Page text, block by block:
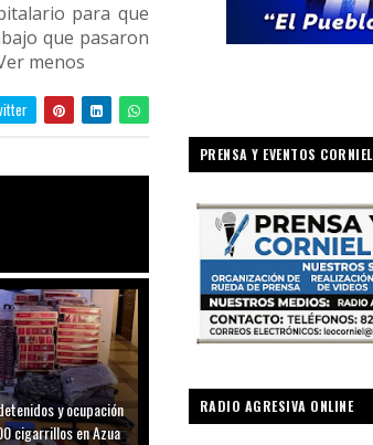
para que
que pasaron
menos
y ocupación
cigarrillos en Azua
PRENSA Y EVENTOS CORNIEL
RADIO AGRESIVA ONLINE